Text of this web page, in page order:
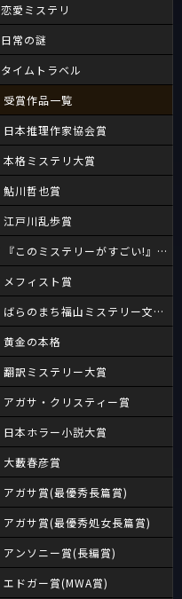
恋愛ミステリ
日常の謎
タイムトラベル
受賞作品一覧
日本推理作家協会賞
本格ミステリ大賞
鮎川哲也賞
江戸川乱歩賞
『このミステリーがすごい!』大賞
メフィスト賞
ばらのまち福山ミステリー文学新
黄金の本格
翻訳ミステリー大賞
アガサ・クリスティー賞
日本ホラー小説大賞
大藪春彦賞
アガサ賞(最優秀長篇賞)
アガサ賞(最優秀処女長篇賞)
アンソニー賞(長編賞)
エドガー賞(MWA賞)